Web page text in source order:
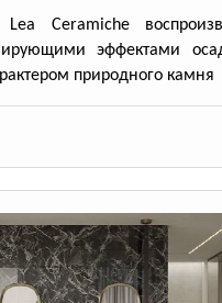
Ceramiche
эффектами
природного камня